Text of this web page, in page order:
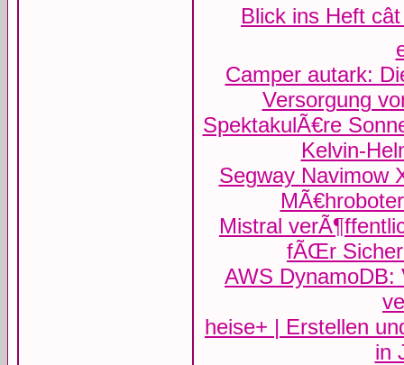
Blick ins Heft
Camper autark:
Versorgung
SpektakulÃ€re
Kelvin-
Segway Navimow
Mistral
fÃŒr
AWS DynamoDB:
heise+ | Erstellen
in